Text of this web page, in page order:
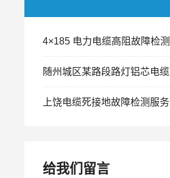
上饶电缆死接地故障检测服务
给我们留言